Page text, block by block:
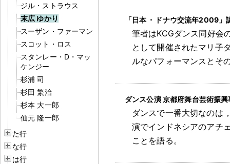
ジル・ストラウス
末広 ゆかり
スーザン・ファーマン
スコット・ロス
スタンレー・D・マッ
ケンジー
杉浦 司
杉田 繁治
杉本 大一郎
仙元 隆一郎
た行
な行
は行
「日本 ・ ドナウ交流年2009
筆者はKCGダンス同好会
として開催されたマリ子
ルなパフォーマンスとそ
ダンス公演 京都府舞台芸術振
ダンスで一番大切なのは
演でインドネシアのアチ
ことを語る 。